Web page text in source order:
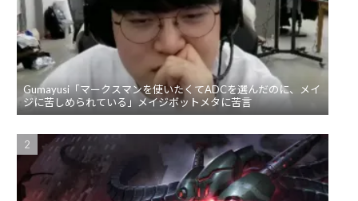
Gumayusi「マークスマンを使いたくてADCを選んだのに、メイ
ジに苦しめられている」メイジボットメタに苦言